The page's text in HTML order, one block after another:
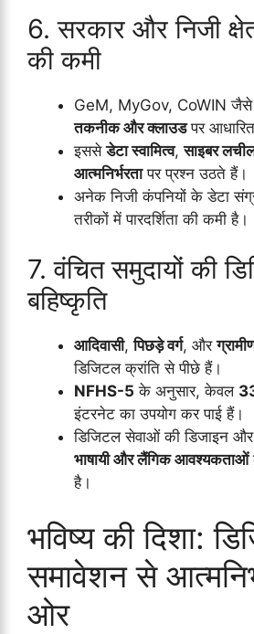
6. सरकार और निजी
की कमी
GeM, MyGov, CoWIN जैसे
तकनीक और क्लाउडपर
इससेडेटा स्वामित्व,साइबर
आत्मनिर्भरतापर प्रश्न उठते हैं।
अनेक निजी कंपनियों के डेटा
तरीकों में पारदर्शिता की कमी है।
7. वंचित समुदायों की
बहिष्कृति
आदिवासी,पिछड़े वर्ग, और
डिजिटल क्रांति से पीछे हैं।
NFHS-5 के अनुसार, केवल
इंटरनेट का उपयोग कर पाई हैं।
डिजिटल सेवाओं की डिजाइन और
भाषायी और लैंगिक आवश्यकताओं
है।
भविष्य की दिशा:
समावेशन से
ओर